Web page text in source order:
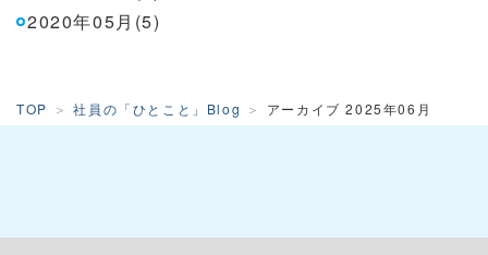
2020年05月(5)
TOP 社員の「ひとこと」Blog アーカイブ 2025年06月